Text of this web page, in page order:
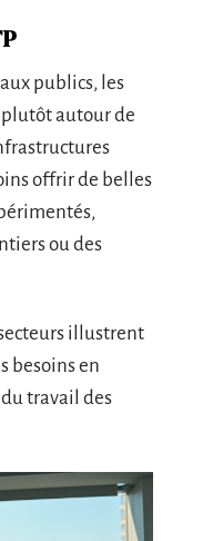
publics, les
autour de
offrir de belles
ou des
illustrent
besoins en
travail des